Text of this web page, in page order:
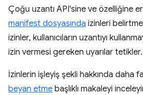
Çoğu uzantı API'sine ve özelliğine
manifest dosyasında izinleri
izinler, kullanıcıların uzantıyı
izin vermesi gereken uyarılar tetikler.
İzinlerin işleyiş şekli hakkında daha
beyan etme başlıklı makaleyi